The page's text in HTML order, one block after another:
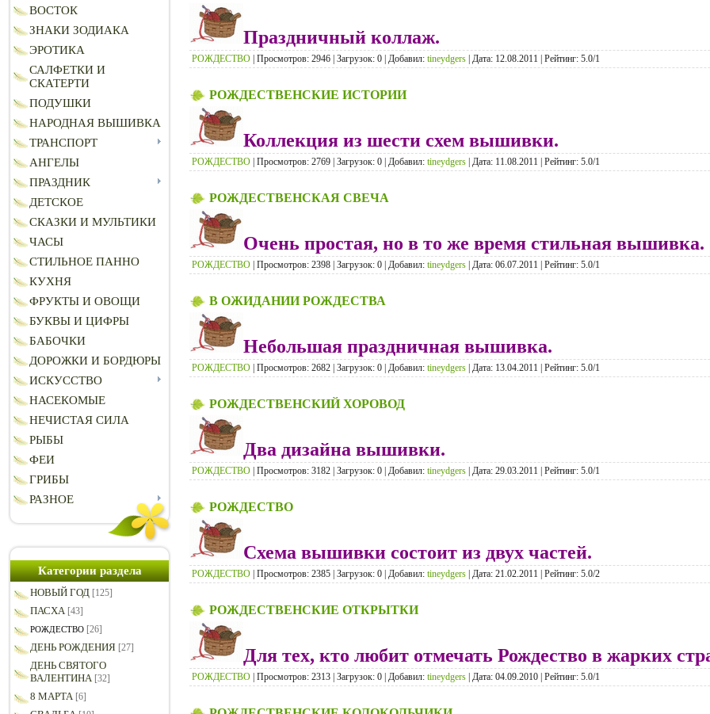
ВОСТОК
ЗНАКИ ЗОДИАКА
ЭРОТИКА
САЛФЕТКИ И
СКАТЕРТИ
ПОДУШКИ
НАРОДНАЯ ВЫШИВКА
ТРАНСПОРТ
АНГЕЛЫ
ПРАЗДНИК
ДЕТСКОЕ
СКАЗКИ И МУЛЬТИКИ
ЧАСЫ
СТИЛЬНОЕ ПАННО
КУХНЯ
ФРУКТЫ И ОВОЩИ
БУКВЫ И ЦИФРЫ
БАБОЧКИ
ДОРОЖКИ И БОРДЮРЫ
ИСКУССТВО
НАСЕКОМЫЕ
НЕЧИСТАЯ СИЛА
РЫБЫ
ФЕИ
ГРИБЫ
РАЗНОЕ
Категории раздела
НОВЫЙ ГОД [125]
ПАСХА [43]
РОЖДЕСТВО [26]
ДЕНЬ РОЖДЕНИЯ [27]
ДЕНЬ СВЯТОГО
ВАЛЕНТИНА [32]
8 МАРТА [6]
Праздничный коллаж.
РОЖДЕСТВО | Просмотров: 2946 | Загрузок: 0 | Добавил: tineydgers | Дата: 12.08.2011 | Рейтинг: 5.0/1
РОЖДЕСТВЕНСКИЕ ИСТОРИИ
Коллекция из шести схем вышивки.
РОЖДЕСТВО | Просмотров: 2769 | Загрузок: 0 | Добавил: tineydgers | Дата: 11.08.2011 | Рейтинг: 5.0/1
РОЖДЕСТВЕНСКАЯ СВЕЧА
Очень простая, но в то же время стильная вышивка.
РОЖДЕСТВО | Просмотров: 2398 | Загрузок: 0 | Добавил: tineydgers | Дата: 06.07.2011 | Рейтинг: 5.0/1
В ОЖИДАНИИ РОЖДЕСТВА
Небольшая праздничная вышивка.
РОЖДЕСТВО | Просмотров: 2682 | Загрузок: 0 | Добавил: tineydgers | Дата: 13.04.2011 | Рейтинг: 5.0/1
РОЖДЕСТВЕНСКИЙ ХОРОВОД
Два дизайна вышивки.
РОЖДЕСТВО | Просмотров: 3182 | Загрузок: 0 | Добавил: tineydgers | Дата: 29.03.2011 | Рейтинг: 5.0/1
РОЖДЕСТВО
Схема вышивки состоит из двух частей.
РОЖДЕСТВО | Просмотров: 2385 | Загрузок: 0 | Добавил: tineydgers | Дата: 21.02.2011 | Рейтинг: 5.0/2
РОЖДЕСТВЕНСКИЕ ОТКРЫТКИ
Для тех, кто любит отмечать Рождество в жарких
РОЖДЕСТВО | Просмотров: 2313 | Загрузок: 0 | Добавил: tineydgers | Дата: 04.09.2010 | Рейтинг: 5.0/1